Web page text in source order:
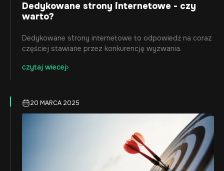
Dedykowane strony internetowe - czy
warto?
Dedykowane strony internetowe to odpowiedź na coraz
częściej stawiane przez konkurencję wyzwania.
czytaj wiecej
20 MARCA 2025